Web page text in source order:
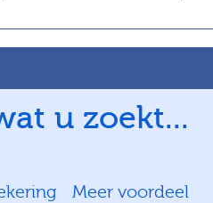
u zoekt...
Meer voordeel